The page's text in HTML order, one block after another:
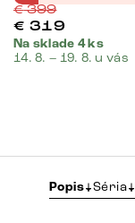
€399
€ 319
Na sklade 4 ks
14. 8. – 19. 8. u vás
Popis Séria